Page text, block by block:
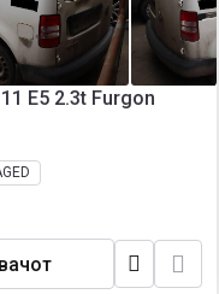
E5 2.3t Furgon